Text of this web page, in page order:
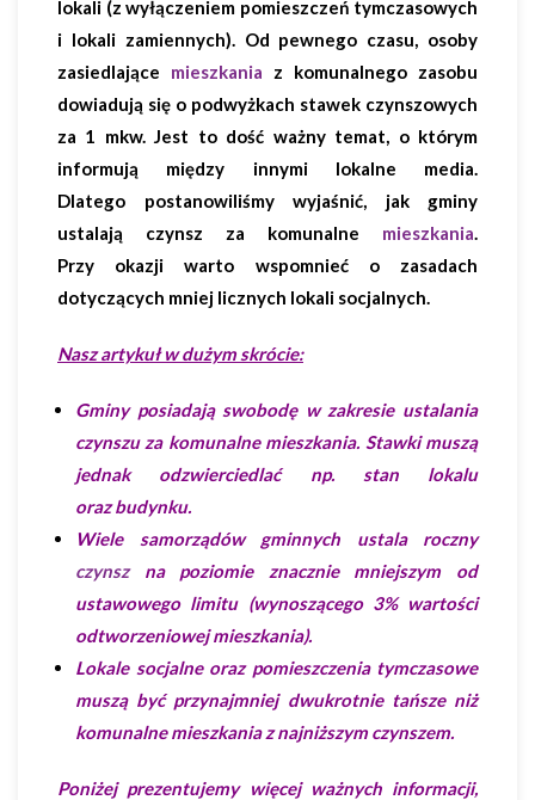
lokali (z wyłączeniem pomieszczeń tymczasowych
i lokali zamiennych). Od pewnego czasu, osoby
zasiedlające mieszkania z komunalnego zasobu
dowiadują się o podwyżkach stawek czynszowych
za 1 mkw. Jest to dość ważny temat, o którym
informują między innymi lokalne media.
Dlatego postanowiliśmy wyjaśnić, jak gminy
ustalają czynsz za komunalne mieszkania.
Przy okazji warto wspomnieć o zasadach
dotyczących mniej licznych lokali socjalnych.
Nasz artykuł w dużym skrócie:
Gminy posiadają swobodę w zakresie ustalania
czynszu za komunalne mieszkania. Stawki muszą
jednak odzwierciedlać np. stan lokalu
oraz budynku.
Wiele samorządów gminnych ustala roczny
czynszna poziomie znacznie mniejszym od
ustawowego limitu (wynoszącego 3% wartości
odtworzeniowej mieszkania).
Lokale socjalne oraz pomieszczenia tymczasowe
muszą być przynajmniej dwukrotnie tańsze niż
komunalne mieszkania z najniższym czynszem.
Poniżej prezentujemy więcej ważnych informacji,